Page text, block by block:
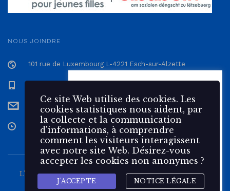
NOUS JOINDRE
101 rue de Luxembourg L-4221 Esch-sur-Alzette
secretariat@epmc.lu
Du Lundi au Vendredi de 7h30 à 17h
L'École Privée Marie Consolatrice est une école pour
jeunes filles du
groupe 🌹 elisabeth
cookies. Les cookies statistiques
nous aident, par la collecte et la
communication d'informations,
à comprendre comment les
visiteurs interagissent avec
notre site Web.
Accepter Rejeter
Gestion des cookies
Ce site Web utilise des cookies. Les
cookies statistiques nous aident, par
la collecte et la communication
d'informations, à comprendre
comment les visiteurs interagissent
avec notre site Web. Désirez-vous
accepter les cookies non anonymes ?
J'ACCEPTE NOTICE LÉGALE